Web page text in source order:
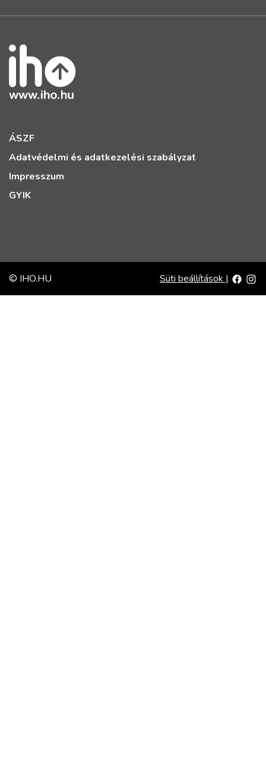
ÁSZF
Adatvédelmi és adatkezelési szabályzat
Impresszum
GYIK
© IHO.HU Süti beállítások |